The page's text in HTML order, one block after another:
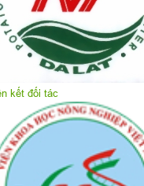
kết đối tác